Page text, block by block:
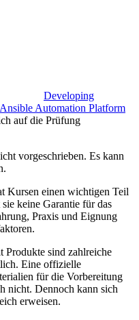
Developing
Automation Platform
auf die Prüfung
vorgeschrieben. Es kann
Kursen einen wichtigen Teil
keine Garantie für das
Praxis und Eignung
Produkte sind zahlreiche
Eine offizielle
für die Vorbereitung
nicht. Dennoch kann sich
erweisen.